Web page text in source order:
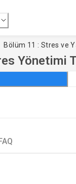
Bölüm 11 : Stres ve
Yönetimi